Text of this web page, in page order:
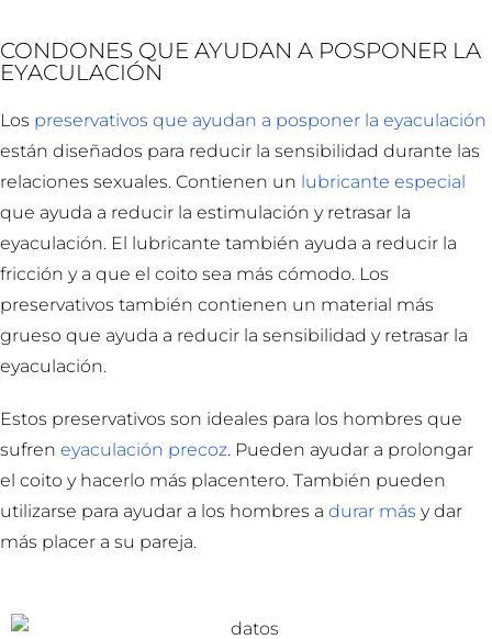
CONDONES QUE AYUDAN A POSPONER LA
EYACULACIÓN
Los preservativos que ayudan a posponer la eyaculación
están diseñados para reducir la sensibilidad durante las
relaciones sexuales. Contienen un lubricante especial
que ayuda a reducir la estimulación y retrasar la
eyaculación. El lubricante también ayuda a reducir la
fricción y a que el coito sea más cómodo. Los
preservativos también contienen un material más
grueso que ayuda a reducir la sensibilidad y retrasar la
eyaculación.
Estos preservativos son ideales para los hombres que
sufren eyaculación precoz. Pueden ayudar a prolongar
el coito y hacerlo más placentero. También pueden
utilizarse para ayudar a los hombres a durar más y dar
más placer a su pareja.